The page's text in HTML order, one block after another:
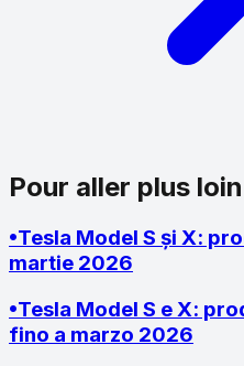
Pour aller plus loin
•Tesla Model S și X:
martie 2026
•Tesla Model S e X:
fino a marzo 2026